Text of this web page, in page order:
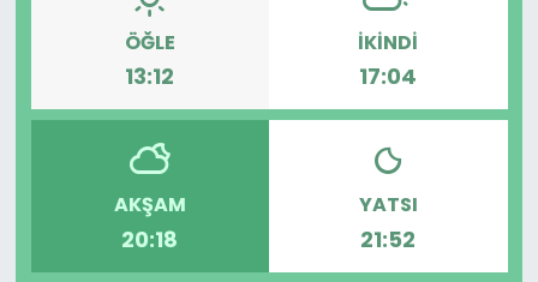
ÖĞLE
13:12
İKINDI
17:04
AKŞAM
20:18
YATSI
21:52
Otomobil Dünyası
SAĞLIK